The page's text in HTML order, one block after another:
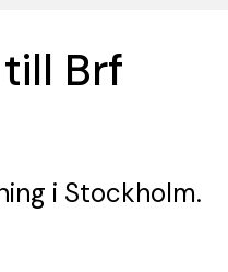
Brf
i Stockholm.